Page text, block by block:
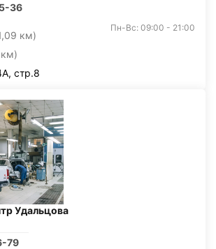
36
км)
км)
Пн-Вс: 09:00 - 21:00
стр.8
Удальцова
79